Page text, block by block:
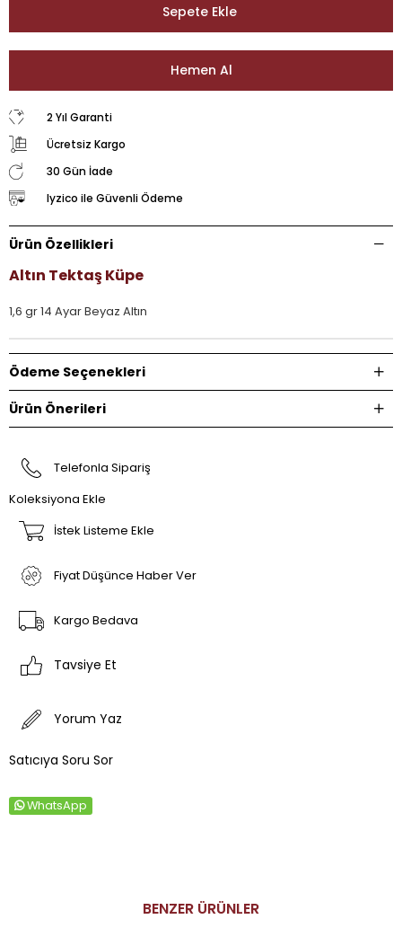
2 Yıl Garanti
Ücretsiz Kargo
30 Gün İade
Iyzico ile Güvenli Ödeme
Ürün Özellikleri
Altın Tektaş Küpe
1,6 gr 14 Ayar Beyaz Altın
Ödeme Seçenekleri
Ürün Önerileri
Telefonla Sipariş
Koleksiyona Ekle
İstek Listeme Ekle
Fiyat Düşünce Haber Ver
Kargo Bedava
Tavsiye Et
Yorum Yaz
Satıcıya Soru Sor
WhatsApp
BENZER ÜRÜNLER